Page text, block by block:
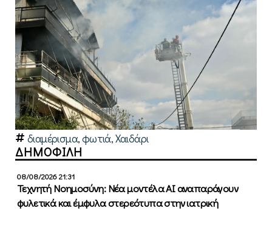
διαμέρισμα,φωτιά,Χαιδάρι
ΔΗΜΟΦΙΛΗ
08/08/2026 21:31
Τεχνητή Νοημοσύνη: Νέα μοντέλα ΑΙ αναπαράγουν
φυλετικά και έμφυλα στερεότυπα στην ιατρική